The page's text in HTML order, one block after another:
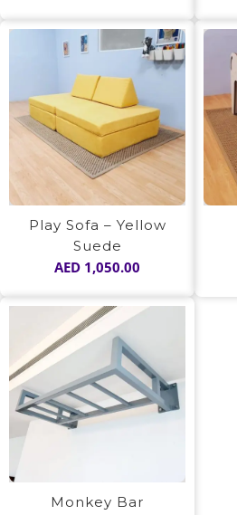
Play Sofa – Yellow
Suede
AED 1,050.00
Monkey Bar